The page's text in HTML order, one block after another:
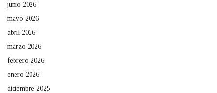
junio 2026
mayo 2026
abril 2026
marzo 2026
febrero 2026
enero 2026
diciembre 2025